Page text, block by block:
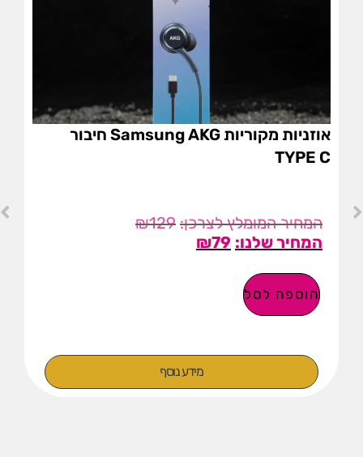
אוזניות מקוריות Samsung AKG חיבור
TYPE C
₪129
₪79
הוספה לסל
מידע נוסף